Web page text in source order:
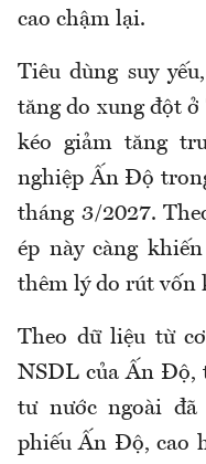
cao chậm lại.
Tiêu dùng suy
tăng do xung đột ở
kéo giảm tăng
nghiệp Ấn Độ
tháng 3/2027.
ép này càng
thêm lý do rút
Theo dữ liệu từ
NSDL của Ấn Độ,
tư nước ngoài
phiếu Ấn Độ, cao